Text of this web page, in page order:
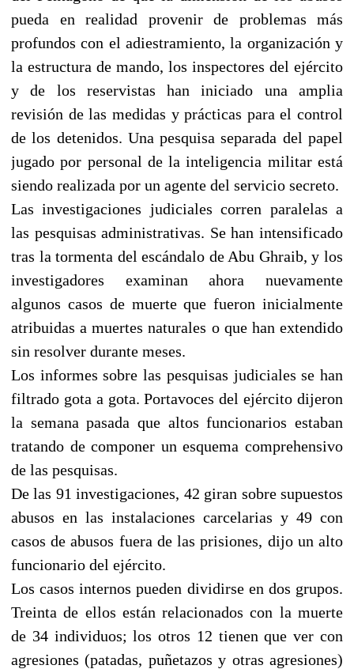
pueda en realidad provenir de problemas más
profundos con el adiestramiento, la organización y
la estructura de mando, los inspectores del ejército
y de los reservistas han iniciado una amplia
revisión de las medidas y prácticas para el control
de los detenidos. Una pesquisa separada del papel
jugado por personal de la inteligencia militar está
siendo realizada por un agente del servicio secreto.
Las investigaciones judiciales corren paralelas a
las pesquisas administrativas. Se han intensificado
tras la tormenta del escándalo de Abu Ghraib, y los
investigadores examinan ahora nuevamente
algunos casos de muerte que fueron inicialmente
atribuidas a muertes naturales o que han extendido
sin resolver durante meses.
Los informes sobre las pesquisas judiciales se han
filtrado gota a gota. Portavoces del ejército dijeron
la semana pasada que altos funcionarios estaban
tratando de componer un esquema comprehensivo
de las pesquisas.
De las 91 investigaciones, 42 giran sobre supuestos
abusos en las instalaciones carcelarias y 49 con
casos de abusos fuera de las prisiones, dijo un alto
funcionario del ejército.
Los casos internos pueden dividirse en dos grupos.
Treinta de ellos están relacionados con la muerte
de 34 individuos; los otros 12 tienen que ver con
agresiones (patadas, puñetazos y otras agresiones)